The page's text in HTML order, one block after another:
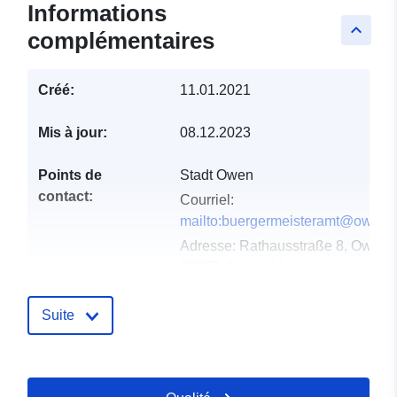
keyboard_arrow_up
Informations
complémentaires
Créé: 11.01.2021
Mis à jour: 08.12.2023
Points de
contact:
Stadt Owen
Courriel:
Adresse: Rathausstraße 8, Owen,
Compte rendu du
Mise à jour sur data.europa.eu:
Suite